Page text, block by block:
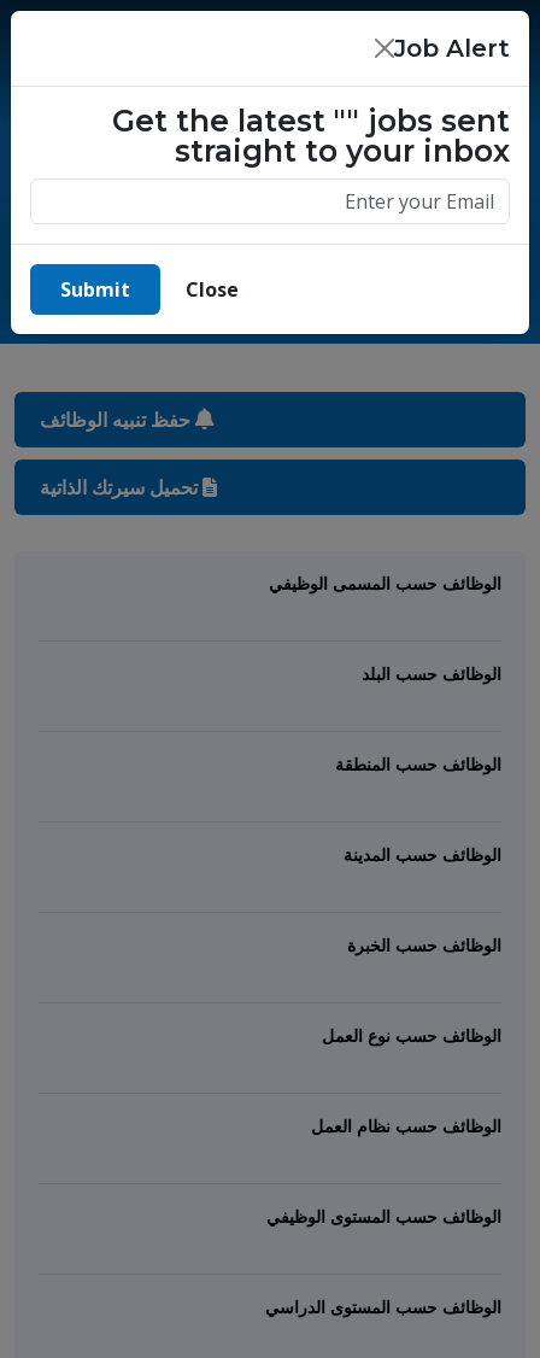
مليون قصة نجاح، ابدأ قصتك اليوم!.
حفظ تنبيه الوظائف
تحميل سيرتك الذاتية
الوظائف حسب المسمى الوظيفي
الوظائف حسب البلد
الوظائف حسب المنطقة
الوظائف حسب المدينة
الوظائف حسب الخبرة
الوظائف حسب نوع العمل
الوظائف حسب نظام العمل
الوظائف حسب المستوى الوظيفي
الوظائف حسب المستوى الدراسي
Job Alert
×
Get the latest "" jobs sent
straight to your inbox
Close
Submit